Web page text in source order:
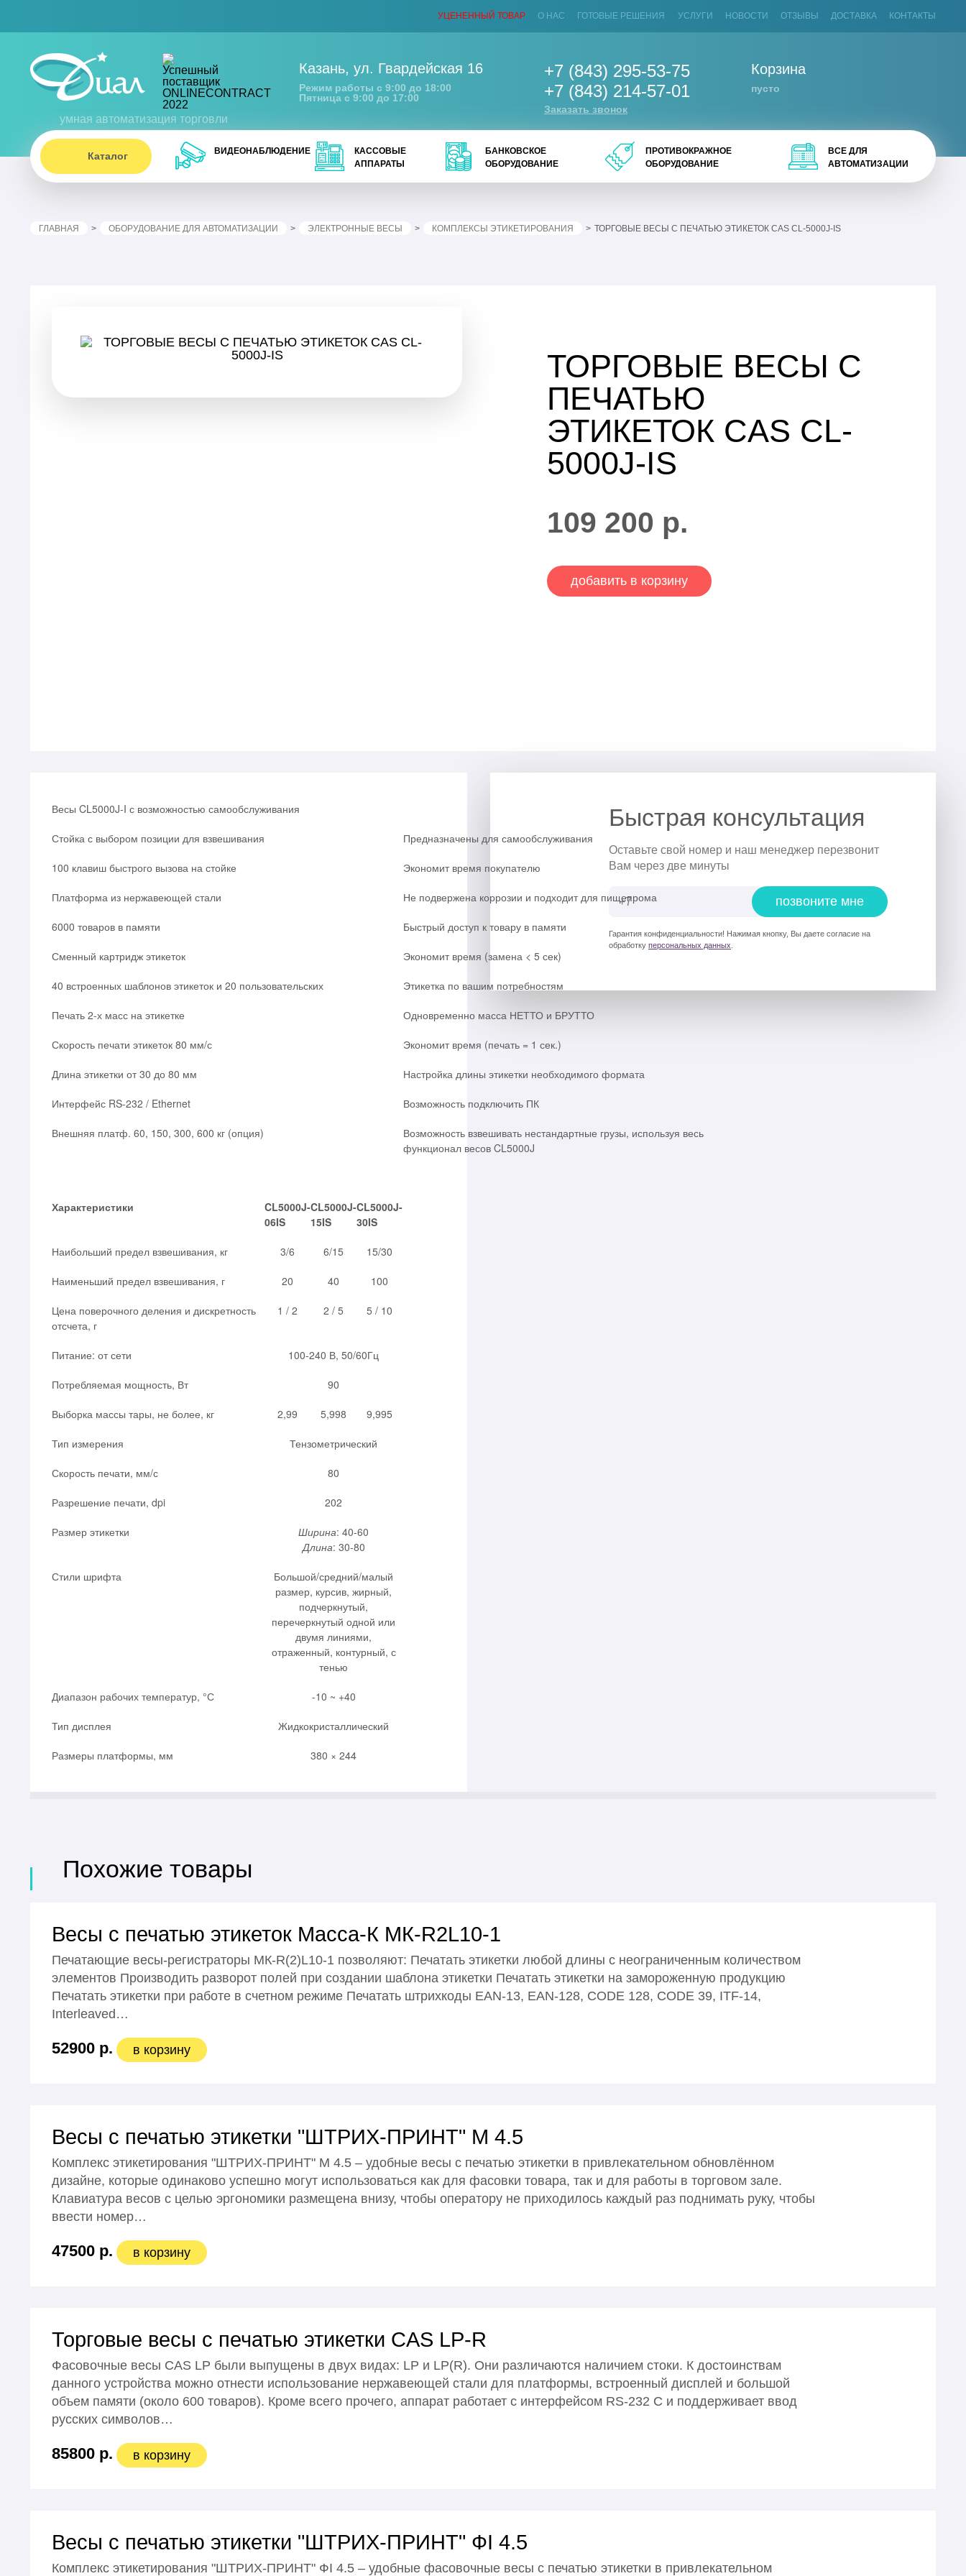
УЦЕНЕННЫЙ ТОВАР О НАС ГОТОВЫЕ РЕШЕНИЯ УСЛУГИ НОВОСТИ ОТЗЫВЫ ДОСТАВКА КОНТАКТЫ
умная автоматизация торговли
Казань, ул. Гвардейская 16
Режим работы с 9:00 до 18:00
Пятница с 9:00 до 17:00
+7 (843) 295-53-75
+7 (843) 214-57-01
Заказать звонок
Корзина
пусто
Каталог ВИДЕОНАБЛЮДЕНИЕ
КАССОВЫЕ
АППАРАТЫ
БАНКОВСКОЕ
ОБОРУДОВАНИЕ
ПРОТИВОКРАЖНОЕ
ОБОРУДОВАНИЕ
ВСЕ ДЛЯ
АВТОМАТИЗАЦИИ
ГЛАВНАЯ ОБОРУДОВАНИЕ ДЛЯ АВТОМАТИЗАЦИИ ЭЛЕКТРОННЫЕ ВЕСЫ КОМПЛЕКСЫ ЭТИКЕТИРОВАНИЯ ТОРГОВЫЕ ВЕСЫ С ПЕЧАТЬЮ ЭТИКЕТОК CAS CL-5000J-IS
ТОРГОВЫЕ ВЕСЫ С
ПЕЧАТЬЮ
ЭТИКЕТОК CAS CL-
5000J-IS
109 200 р.
добавить в корзину
Быстрая консультация
Оставьте свой номер и наш менеджер перезвонит
Вам через две минуты
позвоните мне
Гарантия конфиденциальности! Нажимая кнопку, Вы даете согласие на
обработку персональных данных
Весы CL5000J-I с возможностью самообслуживания
Стойка с выбором позиции для взвешивания Предназначены для самообслуживания
100 клавиш быстрого вызова на стойке Экономит время покупателю
Платформа из нержавеющей стали Не подвержена коррозии и подходит для пищепрома
6000 товаров в памяти Быстрый доступ к товару в памяти
Сменный картридж этикеток Экономит время (замена < 5 сек)
40 встроенных шаблонов этикеток и 20 пользовательских Этикетка по вашим потребностям
Печать 2-х масс на этикетке Одновременно масса НЕТТО и БРУТТО
Скорость печати этикеток 80 мм/с Экономит время (печать = 1 сек.)
Длина этикетки от 30 до 80 мм Настройка длины этикетки необходимого формата
Интерфейс RS-232 / Ethernet Возможность подключить ПК
Внешняя платф. 60, 150, 300, 600 кг (опция)
Возможность взвешивать нестандартные грузы, используя весь
функционал весов CL5000J
Характеристики
CL5000J-
06IS
CL5000J-
15IS
CL5000J-
30IS
Наибольший предел взвешивания, кг 3/6 6/15 15/30
Наименьший предел взвешивания, г 20 40 100
Цена поверочного деления и дискретность
отсчета, г
1 / 2 2 / 5 5 / 10
Питание: от сети 100-240 В, 50/60Гц
Потребляемая мощность, Вт 90
Выборка массы тары, не более, кг 2,99 5,998 9,995
Тип измерения Тензометрический
Скорость печати, мм/с 80
Разрешение печати, dpi 202
Размер этикетки Ширина: 40-60
Длина: 30-80
Стили шрифта
Большой/средний/малый
размер, курсив, жирный,
подчеркнутый,
перечеркнутый одной или
двумя линиями,
отраженный, контурный, с
тенью
Диапазон рабочих температур, °С -10 ~ +40
Тип дисплея Жидкокристаллический
Размеры платформы, мм 380 × 244
Похожие товары
Весы с печатью этикеток Масса-К МК-R2L10-1
Печатающие весы-регистраторы МК-R(2)L10-1 позволяют: Печатать этикетки любой длины с неограниченным количеством
элементов Производить разворот полей при создании шаблона этикетки Печатать этикетки на замороженную продукцию
Печатать этикетки при работе в счетном режиме Печатать штрихкоды EAN-13, EAN-128, CODE 128, CODE 39, ITF-14,
Interleaved…
52900 р. в корзину
Весы с печатью этикетки "ШТРИХ-ПРИНТ" М 4.5
Комплекс этикетирования "ШТРИХ-ПРИНТ" М 4.5 – удобные весы с печатью этикетки в привлекательном обновлённом
дизайне, которые одинаково успешно могут использоваться как для фасовки товара, так и для работы в торговом зале.
Клавиатура весов с целью эргономики размещена внизу, чтобы оператору не приходилось каждый раз поднимать руку, чтобы
ввести номер…
47500 р. в корзину
Торговые весы с печатью этикетки CAS LP-R
Фасовочные весы CAS LP были выпущены в двух видах: LP и LP(R). Они различаются наличием стоки. К достоинствам
данного устройства можно отнести использование нержавеющей стали для платформы, встроенный дисплей и большой
объем памяти (около 600 товаров). Кроме всего прочего, аппарат работает с интерфейсом RS-232 C и поддерживает ввод
русских символов…
85800 р. в корзину
Весы с печатью этикетки "ШТРИХ-ПРИНТ" ФI 4.5
Комплекс этикетирования "ШТРИХ-ПРИНТ" ФI 4.5 – удобные фасовочные весы с печатью этикетки в привлекательном